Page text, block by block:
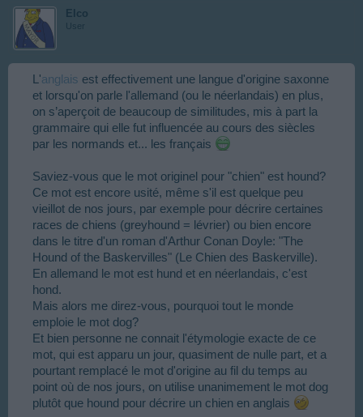
Elco
User
L'anglais est effectivement une langue d'origine saxonne
et lorsqu'on parle l'allemand (ou le néerlandais) en plus,
on s’aperçoit de beaucoup de similitudes, mis à part la
grammaire qui elle fut influencée au cours des siècles
par les normands et... les français
Saviez-vous que le mot originel pour "chien" est hound?
Ce mot est encore usité, même s'il est quelque peu
vieillot de nos jours, par exemple pour décrire certaines
races de chiens (greyhound = lévrier) ou bien encore
dans le titre d'un roman d'Arthur Conan Doyle: "The
Hound of the Baskervilles" (Le Chien des Baskerville).
En allemand le mot est hund et en néerlandais, c'est
hond.
Mais alors me direz-vous, pourquoi tout le monde
emploie le mot dog?
Et bien personne ne connait l'étymologie exacte de ce
mot, qui est apparu un jour, quasiment de nulle part, et a
pourtant remplacé le mot d'origine au fil du temps au
point où de nos jours, on utilise unanimement le mot dog
plutôt que hound pour décrire un chien en anglais